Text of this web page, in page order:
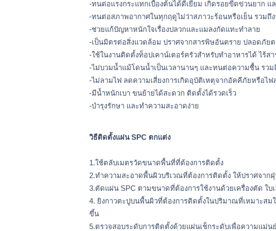
-ทนต่อแรงกระแทกเบื้องต้นได้ดีเยี่ยม เกิดรอยขีดข่วนยาก แ
-ทนต่อสภาพอากาศในทุกฤดูไม่ว่าสภาวะร้อนหรือเย็น รวมถึ
-ช่วยแก้ปัญหาหนักใจเรื่องปลวกและแมลงกัดแทะทำลาย
-เป็นมิตรต่อสิ่งแวดล้อม ปราศจากสารพิษอันตราย ปลอดภัย
-ใช้ในงานติดตั้งท็อปเคาน์เตอร์ครัวสำหรับทำอาหารได้ ไร้ส
-ไม่บวมน้ำแม้โดนน้ำเป็นเวลานานๆ และทนต่อความชื้น รวม
-ไม่ลามไฟ ลดความเสี่ยงการเกิดอุบัติเหตุจากอัคคีภัยหรือไฟ
-มีน้ำหนักเบา ขนย้ายได้สะดวก ติดตั้งได้รวดเร็ว
-บำรุงรักษา และทำความสะอาดง่าย
วิธีติดตั้งแผ่น SPC ตกแต่ง
1.ใช้ตลับเมตรวัดขนาดพื้นที่ที่ต้องการติดตั้ง
2.ทำความสะอาดพื้นผิวบริเวณที่ต้องการติดตั้ง ให้ปราศจา
3.ตัดแผ่น SPC ตามขนาดที่ต้องการใช้งานด้วยเครื่องตัด ใ
4. ยิงกาวตะปูบนพื้นผิวที่ต้องการติดตั้งในปริมาณที่เหมาะส
ขึ้น
5.ตรวจสอบระดับการติดตั้งด้วยแผ่นเช็กระดับเพื่อความแม่